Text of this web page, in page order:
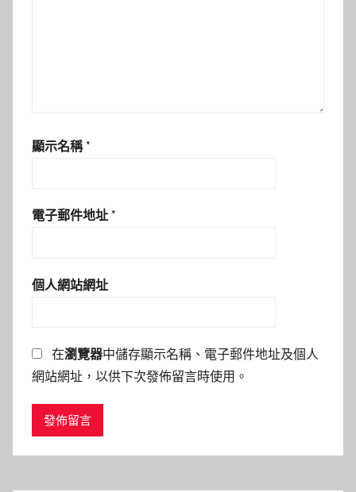
顯示名稱 *
電子郵件地址 *
個人網站網址
在瀏覽器中儲存顯示名稱、電子郵件地址及個人
網站網址，以供下次發佈留言時使用。